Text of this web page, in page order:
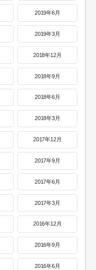
2019年6月
2019年3月
2018年12月
2018年9月
2018年6月
2018年3月
2017年12月
2017年9月
2017年6月
2017年3月
2016年12月
2016年9月
2016年6月